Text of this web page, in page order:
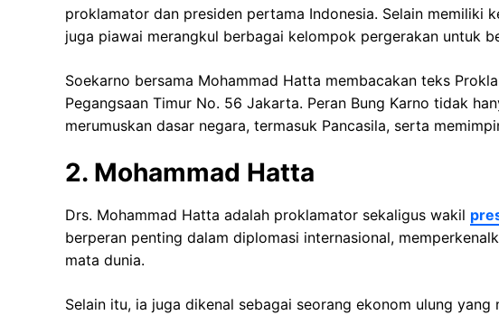
proklamator dan presiden pertama Indonesia. Selain memiliki
juga piawai merangkul berbagai kelompok pergerakan untuk
Soekarno bersama Mohammad Hatta membacakan teks
Pegangsaan Timur No. 56 Jakarta. Peran Bung Karno tidak
merumuskan dasar negara, termasuk Pancasila, serta
2. Mohammad Hatta
Drs. Mohammad Hatta adalah proklamator sekaligus wakil
berperan penting dalam diplomasi internasional,
mata dunia.
Selain itu, ia juga dikenal sebagai seorang ekonom ulung